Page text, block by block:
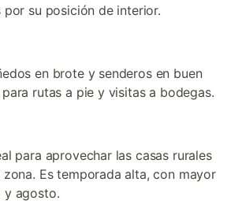
por su posición de interior.
en brote y senderos en buen
rutas a pie y visitas a bodegas.
para aprovechar las casas rurales
Es temporada alta, con mayor
y agosto.